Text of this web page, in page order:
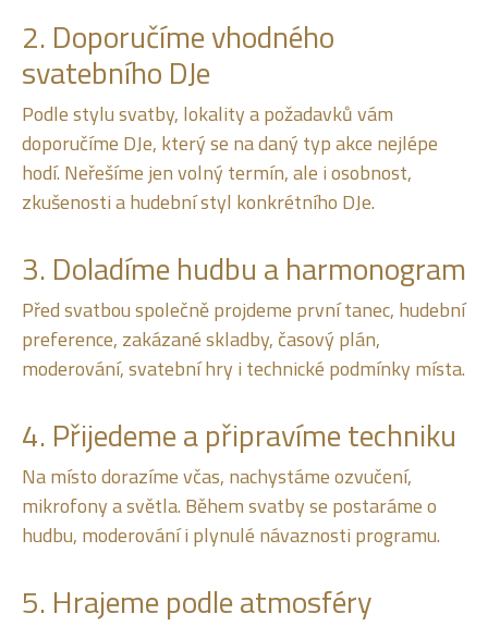
2. Doporučíme vhodného
svatebního DJe
Podle stylu svatby, lokality a požadavků vám
doporučíme DJe, který se na daný typ akce nejlépe
hodí. Neřešíme jen volný termín, ale i osobnost,
zkušenosti a hudební styl konkrétního DJe.
3. Doladíme hudbu a harmonogram
Před svatbou společně projdeme první tanec, hudební
preference, zakázané skladby, časový plán,
moderování, svatební hry i technické podmínky místa.
4. Přijedeme a připravíme techniku
Na místo dorazíme včas, nachystáme ozvučení,
mikrofony a světla. Během svatby se postaráme o
hudbu, moderování i plynulé návaznosti programu.
5. Hrajeme podle atmosféry